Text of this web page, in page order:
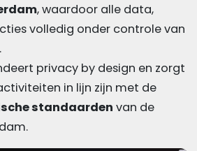
, waardoor alle data,
volledig onder controle van
privacy by design en zorgt
in lijn zijn met de
standaarden van de